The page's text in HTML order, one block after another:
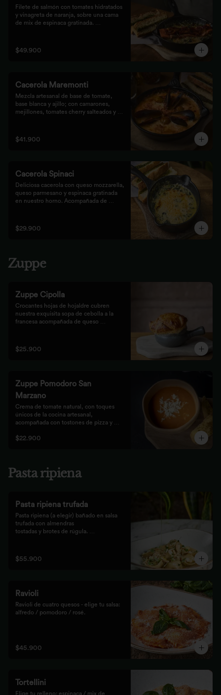
Filete de salmón con tomates hidratados
y vinagreta de naranja, sobre una cama
de mix de espinaca gratinada.
$49.900
Cacerola Maremonti
Mezcla artesanal de base de tomate,
base blanca y ajillo; con camarones,
mejillones, tomates cherry salteados y
pan focaccia con pesto verde rústico.
$41.900
Cacerola Spinaci
Deliciosa cacerola con queso mozzarella,
queso parmesano y espinaca gratinada
en nuestro horno. Acompañada de
$29.900
Zuppe
Zuppe Cipolla
Crocantes hojas de hojaldre cubren
nuestra exquisita sopa de cebolla a la
francesa acompañada de queso
$25.900
Zuppe Pomodoro San
Marzano
Crema de tomate natural, con toques
únicos de la cocina artesanal,
acompañada con tostones de pizza y
$22.900
Pasta ripiena
Pasta ripiena trufada
Pasta ripiena (a elegir) bañado en salsa
trufada con almendras
tostadas y brotes de rúgula.
$55.900
Ravioli
Ravioli de cuatro quesos - elige tu salsa:
alfredo / pomodoro / rosé.
$45.900
Tortellini
Elige tu relleno: espinaca / mix de